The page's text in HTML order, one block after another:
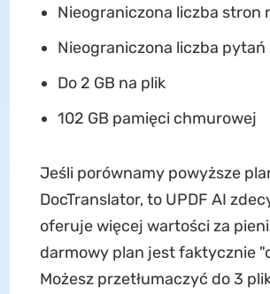
Nieograniczona liczba stron
Nieograniczona liczba pytań
Do 2 GB na plik
102 GB pamięci chmurowej
Jeśli porównamy powyższe
DocTranslator, to UPDF AI
oferuje więcej wartości za
darmowy plan jest faktycznie
Możesz przetłumaczyć do 3